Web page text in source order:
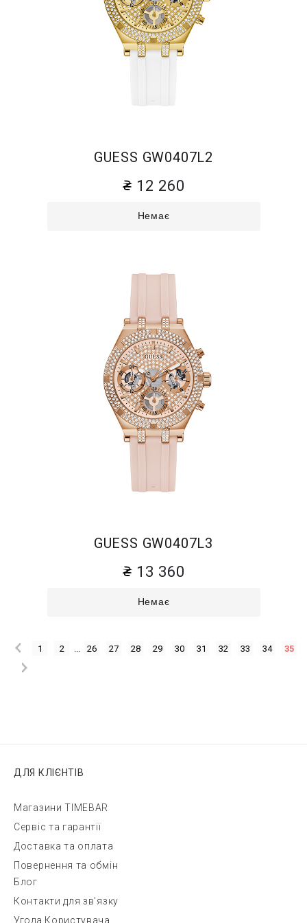
GUESS GW0407L2
12 260
Немає
GUESS GW0407L3
13 360
Немає
1 2 26 27 28 29 30 31 32 33 34 35
ДЛЯ КЛІЄНТІВ
Магазини TIMEBAR
Сервіс та гарантії
Доставка та оплата
Повернення та обмін
Блог
Контакти для зв'язку
Угода Користувача